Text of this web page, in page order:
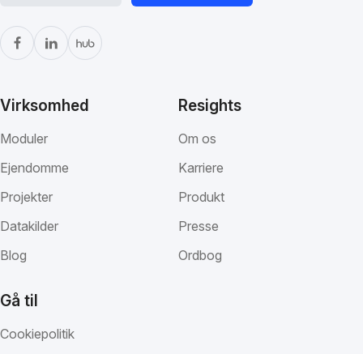
Virksomhed
Moduler
Ejendomme
Projekter
Datakilder
Blog
Resights
Om os
Karriere
Produkt
Presse
Ordbog
Gå til
Cookiepolitik